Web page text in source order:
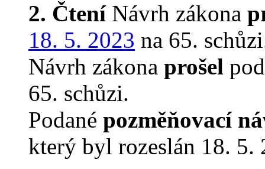
2. ČteníNávrh zákona
18. 5. 2023 na 65.
Návrh zákona prošel
65. schůzi.
Podané pozměňovací
který byl rozeslán 18. 5.